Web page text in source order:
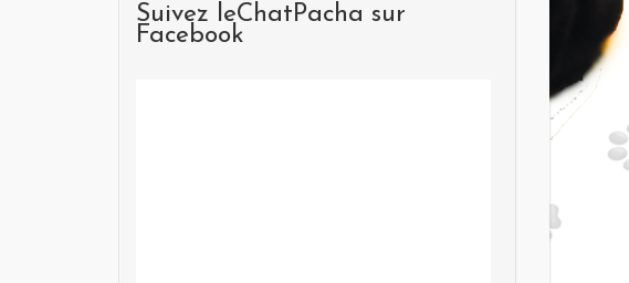
Suivez leChatPacha sur
Facebook